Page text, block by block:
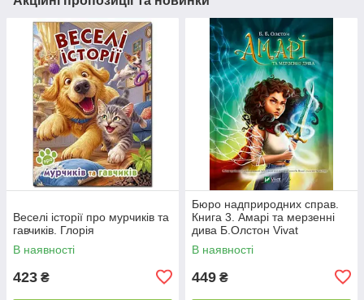
Веселі історії про мурчиків та
гавчиків. Глорія
В наявності
423 ₴
Бюро надприродних справ.
Книга 3. Амарі та мерзенні
дива Б.Олстон Vivat
В наявності
449 ₴